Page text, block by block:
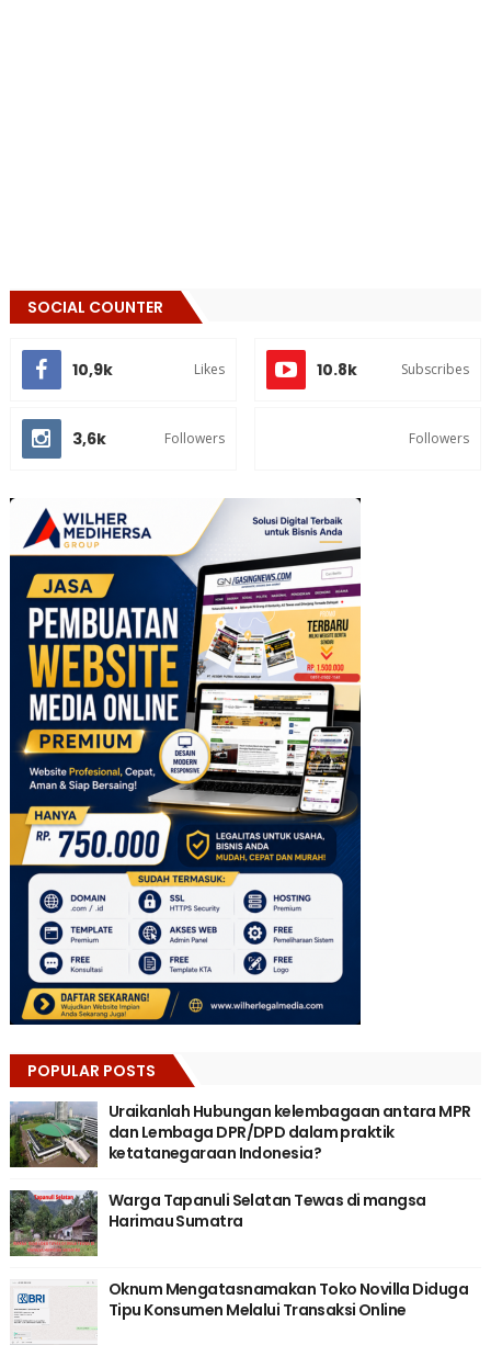
SOCIAL COUNTER
10,9k Likes 10.8k Subscribes
3,6k Followers Followers
POPULAR POSTS
Uraikanlah Hubungan kelembagaan antara MPR
dan Lembaga DPR/DPD dalam praktik
ketatanegaraan Indonesia?
Warga Tapanuli Selatan Tewas di mangsa
Harimau Sumatra
Oknum Mengatasnamakan Toko Novilla Diduga
Tipu Konsumen Melalui Transaksi Online